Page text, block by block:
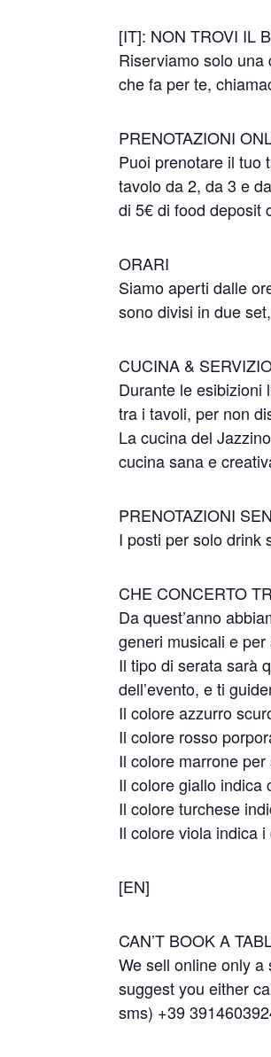
[IT]: NON TROVI IL
Riserviamo solo
che fa per te,
PRENOTAZIONI
Puoi prenotare il tuo
tavolo da 2, da 3 e
di 5€ di food deposit
ORARI
Siamo aperti dalle
sono divisi in due
CUCINA &
Durante le esibizioni
tra i tavoli, per non
La cucina del
cucina sana e
PRENOTAZIONI
I posti per solo drink
CHE CONCERTO
Da quest’anno
generi musicali e
Il tipo di serata sarà
dell’evento, e ti
Il colore azzurro
Il colore rosso
Il colore marrone
Il colore giallo indica
Il colore turchese
Il colore viola indica
[EN]
CAN’T BOOK A
We sell online only
suggest you either
sms) +39